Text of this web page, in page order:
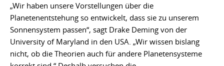
„Wir haben unsere Vorstellungen über die
Planetenentstehung so entwickelt, dass sie zu unserem
Sonnensystem passen“, sagt Drake Deming von der
University of Maryland in den USA. „Wir wissen bislang
nicht, ob die Theorien auch für andere Planetensysteme